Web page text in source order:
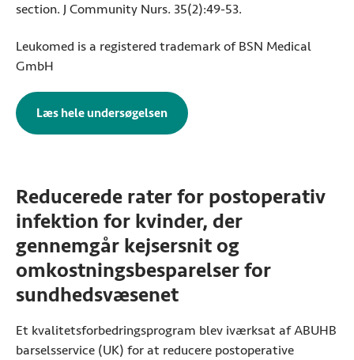
section. J Community Nurs. 35(2):49-53.
Leukomed is a registered trademark of BSN Medical
GmbH
Læs hele undersøgelsen: Leukomed Sorbact blev
Reducerede rater for postoperativ
infektion for kvinder, der
gennemgår kejsersnit og
omkostningsbesparelser for
sundhedsvæsenet
Et kvalitetsforbedringsprogram blev iværksat af ABUHB
barselsservice (UK) for at reducere postoperative